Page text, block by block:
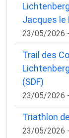
Jacques le
23/05/2026
Trail des
(SDF)
23/05/2026
Triathlon
23/05/2026